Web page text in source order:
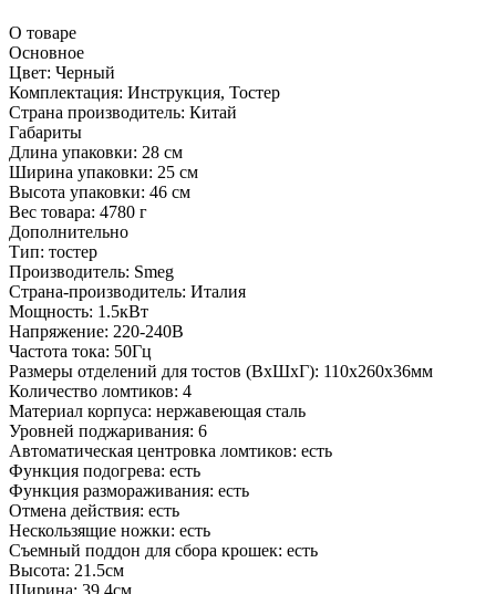
О товаре
Основное
Цвет: Черный
Комплектация: Инструкция, Тостер
Страна производитель: Китай
Габариты
Длина упаковки: 28 см
Ширина упаковки: 25 см
Высота упаковки: 46 см
Вес товара: 4780 г
Дополнительно
Тип: тостер
Производитель: Smeg
Страна-производитель: Италия
Мощность: 1.5кВт
Напряжение: 220-240В
Частота тока: 50Гц
Размеры отделений для тостов (ВхШхГ): 110х260х36мм
Количество ломтиков: 4
Материал корпуса: нержавеющая сталь
Уровней поджаривания: 6
Автоматическая центровка ломтиков: есть
Функция подогрева: есть
Функция размораживания: есть
Отмена действия: есть
Нескользящие ножки: есть
Съемный поддон для сбора крошек: есть
Высота: 21.5см
Ширина: 39.4см